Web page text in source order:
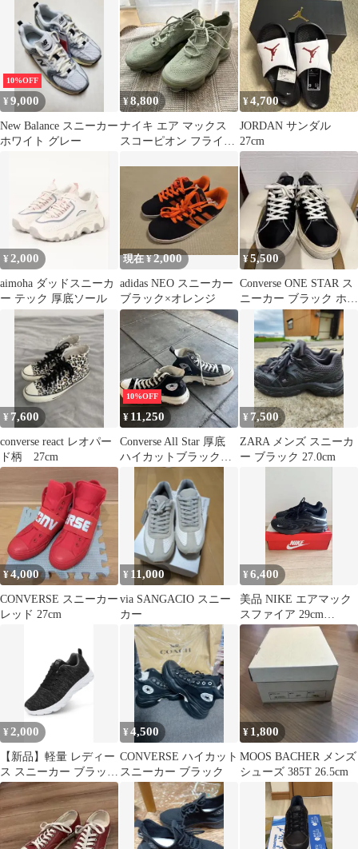
10%OFF
¥9,000
New Balance スニーカー
ホワイト グレー
¥8,800
ナイキ エア マックス
スコーピオン フライニ
¥4,700
JORDAN サンダル
27cm
¥2,000
aimoha ダッドスニーカ
ー テック 厚底ソール
現在 ¥2,000
adidas NEO スニーカー
ブラック×オレンジ
¥5,500
Converse ONE STAR ス
ニーカー ブラック ホワ
イト
¥ 7,600
converse react レオパー
ド柄 27cm
10%OFF
¥ 11,250
Converse All Star 厚底
ハイカットブラックス
ニーカー 27cm
¥ 7,500
ZARA メンズ スニーカ
ー ブラック 27.0cm
¥4,000
CONVERSE スニーカー
レッド 27cm
¥ 11,000
via SANGACIO スニー
カー
¥6,400
美品 NIKE エアマック
スファイア 29cm
IF2621-001
¥ 2,000
【新品】軽量 レディー
ス スニーカー ブラッ
ク/グレー
¥4,500
CONVERSE ハイカット
スニーカー ブラック
¥ 1,800
MOOS BACHER メンズ
シューズ 385T 26.5cm